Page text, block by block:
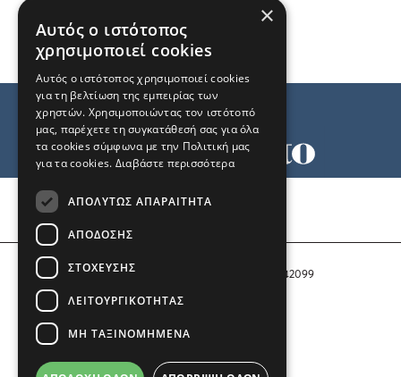
Αριθμός Πιστοποίησης Μ.Η.Τ. 242099
COPYRIGHT © 2026 Το Μανιφέστο
×
Αυτός ο ιστότοπος
χρησιμοποιεί cookies
Αυτός ο ιστότοπος χρησιμοποιεί cookies
για τη βελτίωση της εμπειρίας των
χρηστών. Χρησιμοποιώντας τον ιστότοπό
μας, παρέχετε τη συγκατάθεσή σας για όλα
τα cookies σύμφωνα με την Πολιτική μας
για τα cookies. Διαβάστε περισσότερα
ΑΠΟΛΎΤΩΣ ΑΠΑΡΑΊΤΗΤΑ
ΑΠΌΔΟΣΗΣ
ΣΤΌΧΕΥΣΗΣ
ΛΕΙΤΟΥΡΓΙΚΌΤΗΤΑΣ
ΜΗ ΤΑΞΙΝΟΜΗΜΈΝΑ